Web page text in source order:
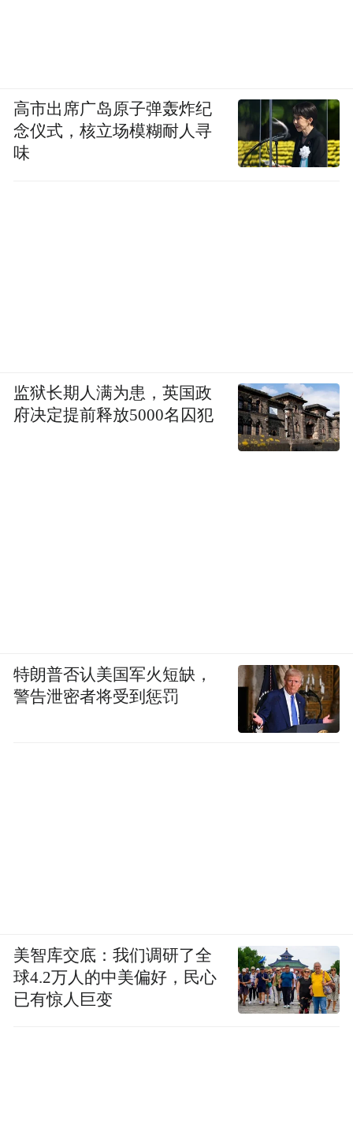
高市出席广岛原子弹轰炸纪
念仪式，核立场模糊耐人寻
味
监狱长期人满为患，英国政
府决定提前释放5000名囚犯
特朗普否认美国军火短缺，
警告泄密者将受到惩罚
美智库交底：我们调研了全
球4.2万人的中美偏好，民心
已有惊人巨变